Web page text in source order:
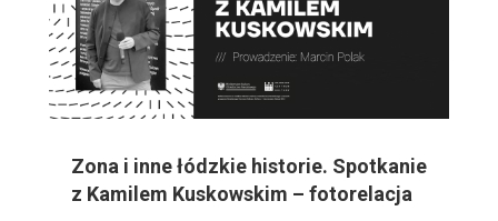
Zona i inne łódzkie historie. Spotkanie
z Kamilem Kuskowskim – fotorelacja